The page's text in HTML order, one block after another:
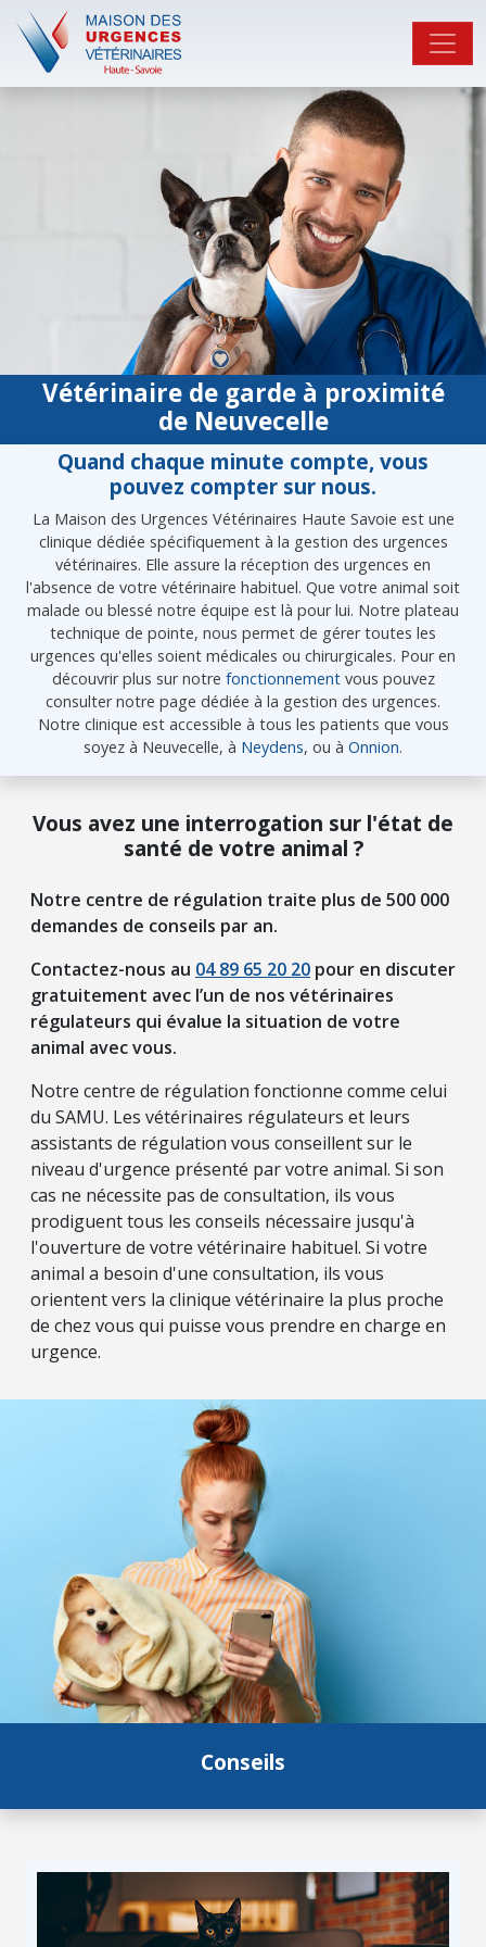
Vétérinaire de garde à proximité
de Neuvecelle
Quand chaque minute compte, vous
pouvez compter sur nous.
La Maison des Urgences Vétérinaires Haute Savoie est une
clinique dédiée spécifiquement à la gestion des urgences
vétérinaires. Elle assure la réception des urgences en
l'absence de votre vétérinaire habituel. Que votre animal soit
malade ou blessé notre équipe est là pour lui. Notre plateau
technique de pointe, nous permet de gérer toutes les
urgences qu'elles soient médicales ou chirurgicales. Pour en
découvrir plus sur notre fonctionnementvous pouvez
consulter notre page dédiée à la gestion des urgences.
Notre clinique est accessible à tous les patients que vous
soyez à Neuvecelle, à Neydens, ou à Onnion.
Vous avez une interrogation sur l'état de
santé de votre animal ?
Notre centre de régulation traite plus de 500 000
demandes de conseils par an.
Contactez-nous au 04 89 65 20 20 pour en discuter
gratuitement avec l’un de nos vétérinaires
régulateurs qui évalue la situation de votre
animal avec vous.
Notre centre de régulation fonctionne comme celui
du SAMU. Les vétérinaires régulateurs et leurs
assistants de régulation vous conseillent sur le
niveau d'urgence présenté par votre animal. Si son
cas ne nécessite pas de consultation, ils vous
prodiguent tous les conseils nécessaire jusqu'à
l'ouverture de votre vétérinaire habituel. Si votre
animal a besoin d'une consultation, ils vous
orientent vers la clinique vétérinaire la plus proche
de chez vous qui puisse vous prendre en charge en
urgence.
Conseils